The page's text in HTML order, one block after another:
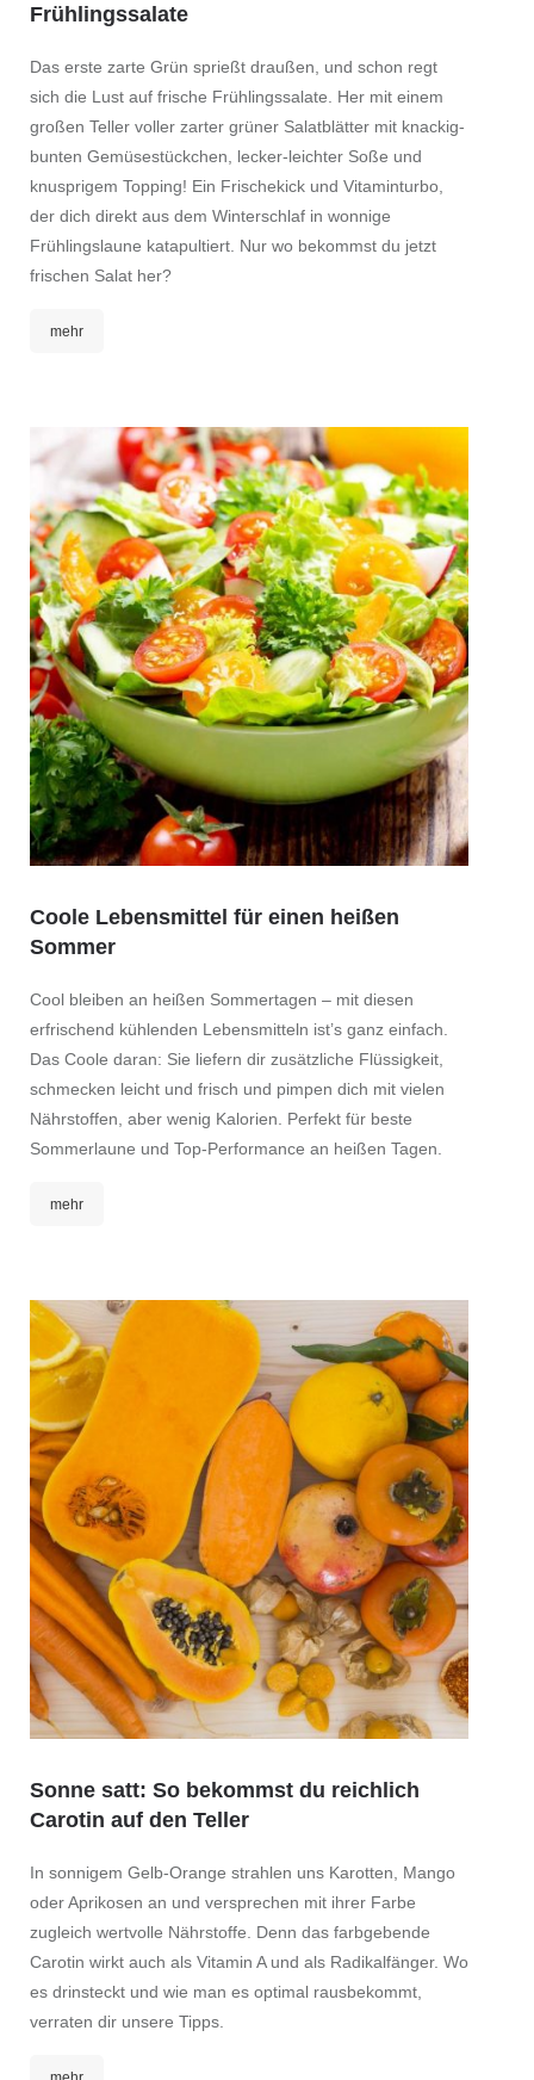
Frühlingssalate
Das erste zarte Grün sprießt draußen, und schon regt
sich die Lust auf frische Frühlingssalate. Her mit einem
großen Teller voller zarter grüner Salatblätter mit knackig-
bunten Gemüsestückchen, lecker-leichter Soße und
knusprigem Topping! Ein Frischekick und Vitaminturbo,
der dich direkt aus dem Winterschlaf in wonnige
Frühlingslaune katapultiert. Nur wo bekommst du jetzt
frischen Salat her?
mehr
Coole Lebensmittel für einen heißen
Sommer
Cool bleiben an heißen Sommertagen – mit diesen
erfrischend kühlenden Lebensmitteln ist’s ganz einfach.
Das Coole daran: Sie liefern dir zusätzliche Flüssigkeit,
schmecken leicht und frisch und pimpen dich mit vielen
Nährstoffen, aber wenig Kalorien. Perfekt für beste
Sommerlaune und Top-Performance an heißen Tagen.
mehr
Sonne satt: So bekommst du reichlich
Carotin auf den Teller
In sonnigem Gelb-Orange strahlen uns Karotten, Mango
oder Aprikosen an und versprechen mit ihrer Farbe
zugleich wertvolle Nährstoffe. Denn das farbgebende
Carotin wirkt auch als Vitamin A und als Radikalfänger. Wo
es drinsteckt und wie man es optimal rausbekommt,
verraten dir unsere Tipps.